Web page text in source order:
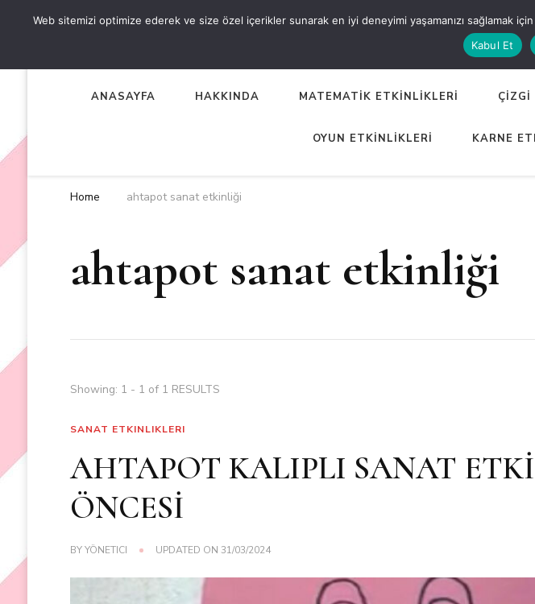
OKUL ÖNCESİ ETKİNLİKLER
ANASAYFA HAKKINDA MATEMATİK ETKİNLİKLERİ ÇİZGİ
OYUN ETKİNLİKLERİ KARNE
Home ahtapot sanat etkinliği
ahtapot sanat etkinliği
Showing: 1 - 1 of 1 RESULTS
SANAT ETKINLIKLERI
AHTAPOT KALIPLI SANAT
ÖNCESİ
BYYÖNETICI UPDATED ON 31/03/2024
Web sitemizi optimize ederek ve size özel içerikler sunarak en iyi deneyimi yaşamanızı sağlamak
Kabul Et